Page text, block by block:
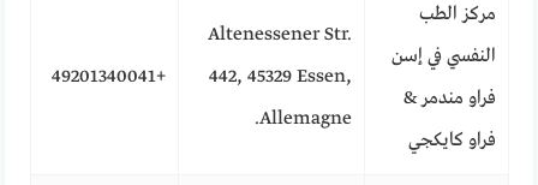
مركز الطب
النفسي في إسن
فراو مندمر &
فراو كايكجي
Altenessener Str.
442, 45329 Essen,
Allemagne.
+49201340041